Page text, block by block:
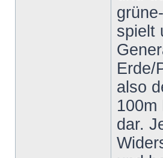
spielt
Erde/
also
100m
dar.